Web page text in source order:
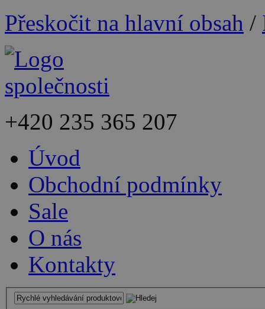
Přeskočit na hlavní obsah /
+420 235 365 207
Úvod
Obchodní podmínky
Sale
O nás
Kontakty